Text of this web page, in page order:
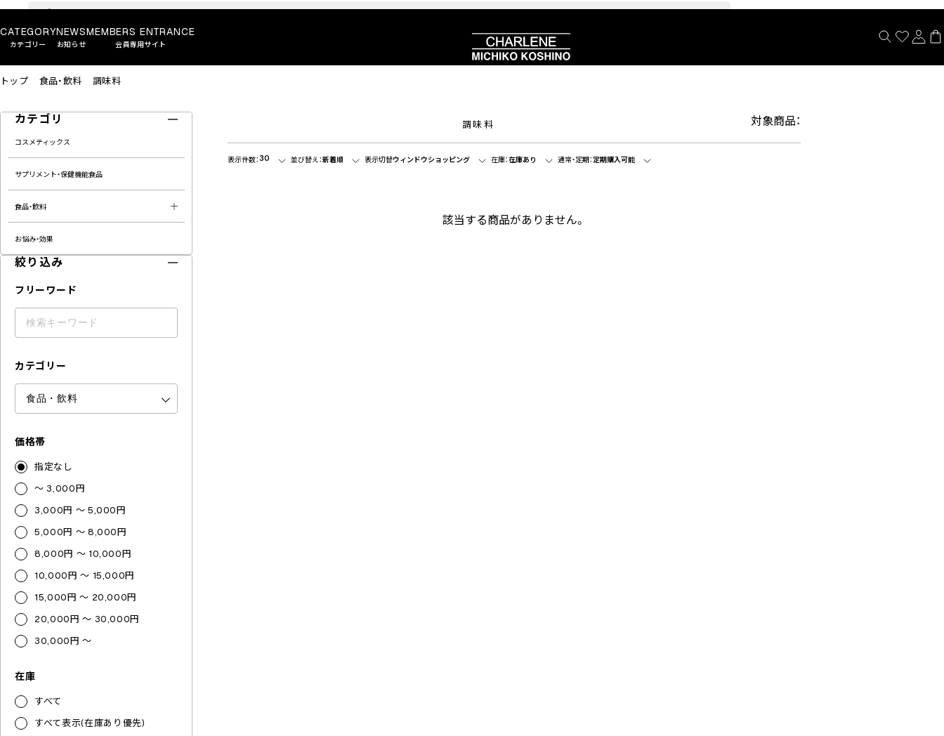
CATEGORY
カテゴリー
NEWS
お知らせ
MEMBERS ENTRANCE
会員専用サイト
トップ 食品・飲料 調味料
カテゴリ
コスメティックス
サプリメント・保健機能食品
食品・飲料
お悩み・効果
絞り込み
フリーワード
カテゴリー
価格帯
指定なし
～ 3,000円
3,000円 ～ 5,000円
5,000円 ～ 8,000円
8,000円 ～ 10,000円
10,000円 ～ 15,000円
15,000円 ～ 20,000円
20,000円 ～ 30,000円
30,000円 ～
在庫
すべて
すべて表示(在庫あり優先)
調味料 対象商品：
表示件数：30 並び替え：新着順 表示切替ウィンドウショッピング 在庫：在庫あり 通常・定期： 定期購入可能
該当する商品がありません。